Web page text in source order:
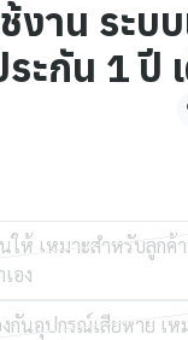
งาน ระบ
ะกัน 1 ปี
ห้ เหมาะสำหรับลูกค้
อง
กันอุปกรณ์เสียหาย เห